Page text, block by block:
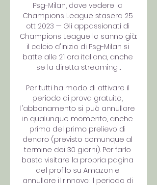
Psg-Milan, dove vedere la
Champions League stasera 25
ott 2023 — Gli appassionati di
Champions League lo sanno già:
il calcio d'inizio di Psg-Milan si
batte alle 21 ora italiana, anche
se la diretta streaming ...
Per tutti ha modo di attivare il
periodo di prova gratuito,
l'abbonamento si può annullare
in qualunque momento, anche
prima del primo prelievo di
denaro (previsto comunque al
termine dei 30 giorni). Per farlo
basta visitare la propria pagina
del profilo su Amazon e
annullare il rinnovo: il periodo di